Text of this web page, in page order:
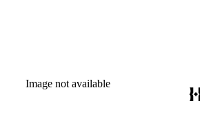
Image not available